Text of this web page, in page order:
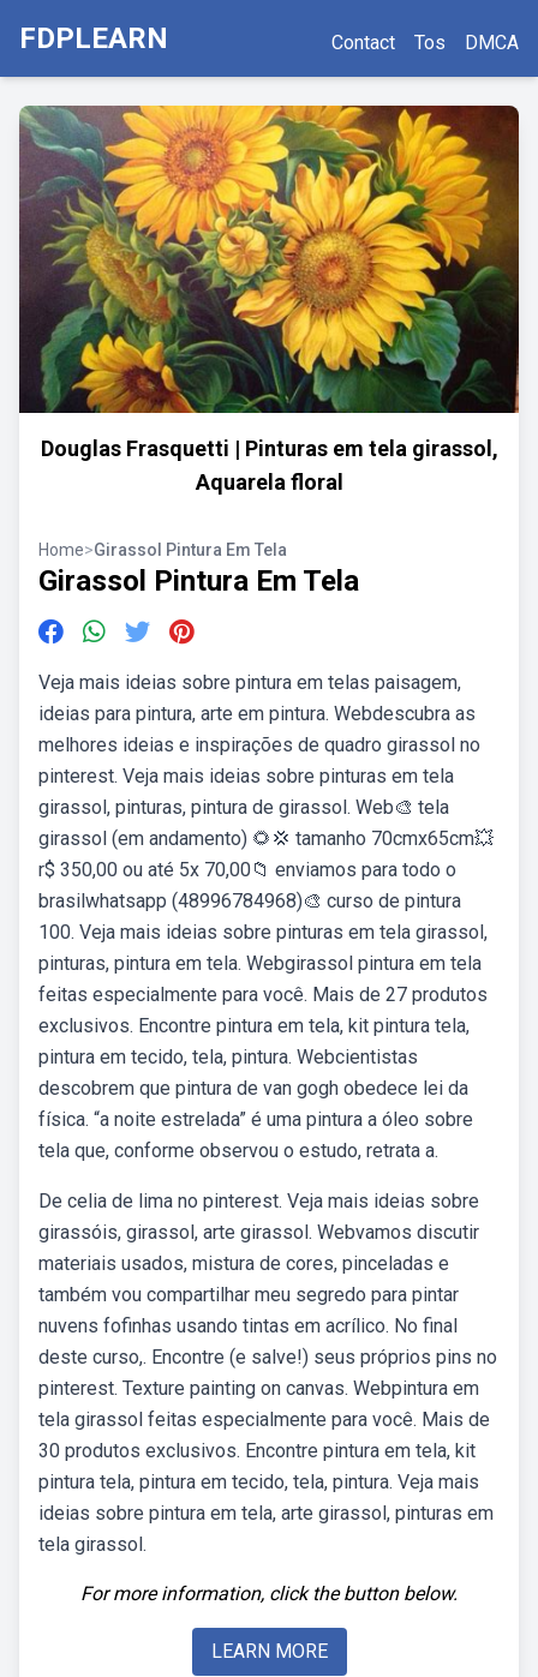
FDPLEARN Contact Tos DMCA
Douglas Frasquetti | Pinturas em tela girassol,
Aquarela floral
Home>Girassol Pintura Em Tela
Girassol Pintura Em Tela
Veja mais ideias sobre pintura em telas paisagem,
ideias para pintura, arte em pintura. Webdescubra as
melhores ideias e inspirações de quadro girassol no
pinterest. Veja mais ideias sobre pinturas em tela
girassol, pinturas, pintura de girassol. Web🎨 tela
girassol (em andamento) 🌻💢 tamanho 70cmx65cm💥
r$ 350,00 ou até 5x 70,00📁 enviamos para todo o
brasilwhatsapp (48996784968)🎨 curso de pintura
100. Veja mais ideias sobre pinturas em tela girassol,
pinturas, pintura em tela. Webgirassol pintura em tela
feitas especialmente para você. Mais de 27 produtos
exclusivos. Encontre pintura em tela, kit pintura tela,
pintura em tecido, tela, pintura. Webcientistas
descobrem que pintura de van gogh obedece lei da
física. “a noite estrelada” é uma pintura a óleo sobre
tela que, conforme observou o estudo, retrata a.
De celia de lima no pinterest. Veja mais ideias sobre
girassóis, girassol, arte girassol. Webvamos discutir
materiais usados, mistura de cores, pinceladas e
também vou compartilhar meu segredo para pintar
nuvens fofinhas usando tintas em acrílico. No final
deste curso,. Encontre (e salve!) seus próprios pins no
pinterest. Texture painting on canvas. Webpintura em
tela girassol feitas especialmente para você. Mais de
30 produtos exclusivos. Encontre pintura em tela, kit
pintura tela, pintura em tecido, tela, pintura. Veja mais
ideias sobre pintura em tela, arte girassol, pinturas em
tela girassol.
For more information, click the button below.
LEARN MORE